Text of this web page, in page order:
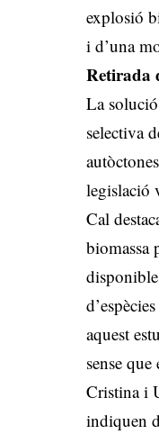
explosió
i d’una
Retirada
La
selectiva
legislació
Cal
biomassa
aquest
sense
Cristina i
indiquen